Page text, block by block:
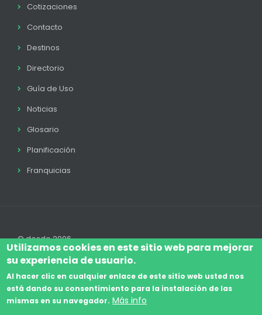
Cotizaciones
Contacto
Destinos
Directorio
Guía de Uso
Noticias
Glosario
Planificación
Franquicias
© desde 2006
Aviso Legal Legal
Utilizamos cookies en este sitio web para mejorar
su experiencia de usuario.
Al hacer clic en cualquier enlace de este sitio web usted nos
está dando su consentimiento para la instalación de las
mismas en su navegador. Más info